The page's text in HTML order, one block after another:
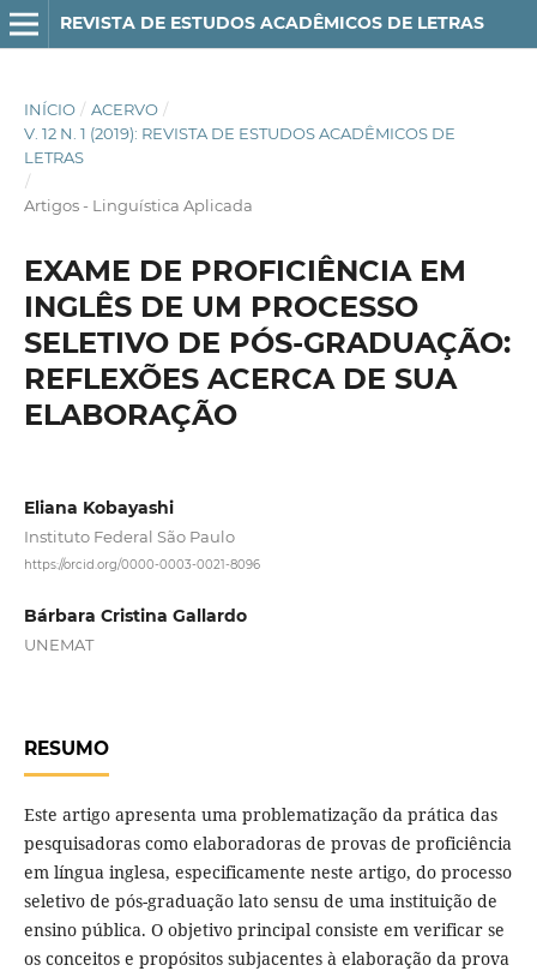
REVISTA DE ESTUDOS ACADÊMICOS DE LETRAS
INÍCIO / ACERVO /
V. 12 N. 1 (2019): REVISTA DE ESTUDOS ACADÊMICOS DE
LETRAS
/
Artigos - Linguística Aplicada
EXAME DE PROFICIÊNCIA EM
INGLÊS DE UM PROCESSO
SELETIVO DE PÓS-GRADUAÇÃO:
REFLEXÕES ACERCA DE SUA
ELABORAÇÃO
Eliana Kobayashi
Instituto Federal São Paulo
https://orcid.org/0000-0003-0021-8096
Bárbara Cristina Gallardo
UNEMAT
RESUMO
Este artigo apresenta uma problematização da prática das
pesquisadoras como elaboradoras de provas de proficiência
em língua inglesa, especificamente neste artigo, do processo
seletivo de pós-graduação lato sensu de uma instituição de
ensino pública. O objetivo principal consiste em verificar se
os conceitos e propósitos subjacentes à elaboração da prova